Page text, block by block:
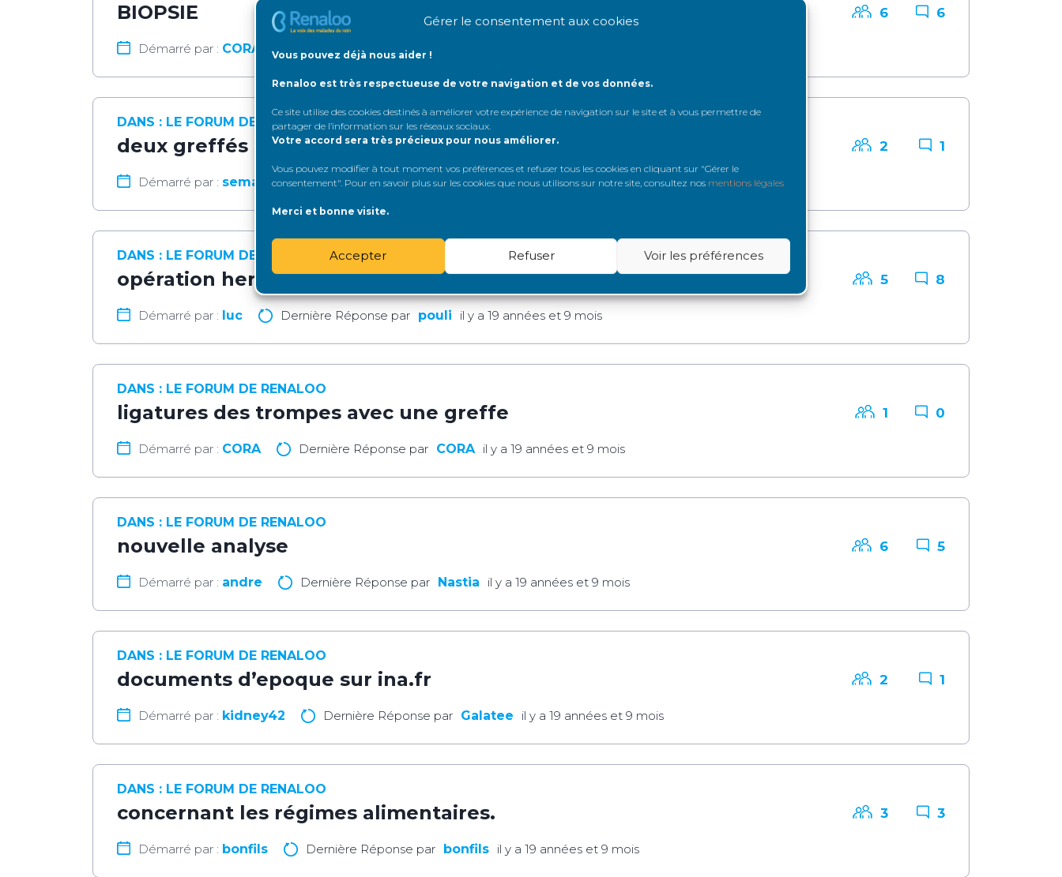
Gérer le consentement aux cookies
Vous pouvez déjà nous aider !
Renaloo est très respectueuse de votre navigation et de vos données.
Ce site utilise des cookies destinés à améliorer votre expérience de navigation sur le site et à vous permettre de
partager de l’information sur les réseaux sociaux
Votre accord sera très précieux pour nous améliorer.
Vous pouvez modifier à tout moment vos préférences et refuser tous les cookies en cliquant sur "Gérer le
consentement". Pour en savoir plus sur les cookies que nous utilisons sur notre site, consultez nos mentions légales
Merci et bonne visite.
Accepter Refuser Voir les préférences
BIOPSIE
Démarré par : CORA Dernière Réponse par
6 6
deux greffés qui s’unissent pour la vie
Démarré par : semail lyliane Dernière Réponse par il y a 19 années et 9 mois
khalid
DANS : LE FORUM DE RENALOO
2 1
opération hernie ombilicale
Démarré par : luc Dernière Réponse par il y a 19 années et 9 mois
pouli
DANS : LE FORUM DE RENALOO
5 8
ligatures des trompes avec une greffe
Démarré par : CORA Dernière Réponse par il y a 19 années et 9 mois
CORA
DANS : LE FORUM DE RENALOO
1 0
nouvelle analyse
Démarré par : andre Dernière Réponse par il y a 19 années et 9 mois
Nastia
DANS : LE FORUM DE RENALOO
6 5
documents d’epoque sur ina.fr
Démarré par : kidney42 Dernière Réponse par il y a 19 années et 9 mois
Galatee
DANS : LE FORUM DE RENALOO
2 1
concernant les régimes alimentaires.
Démarré par : bonfils Dernière Réponse par il y a 19 années et 9 mois
bonfils
DANS : LE FORUM DE RENALOO
3 3